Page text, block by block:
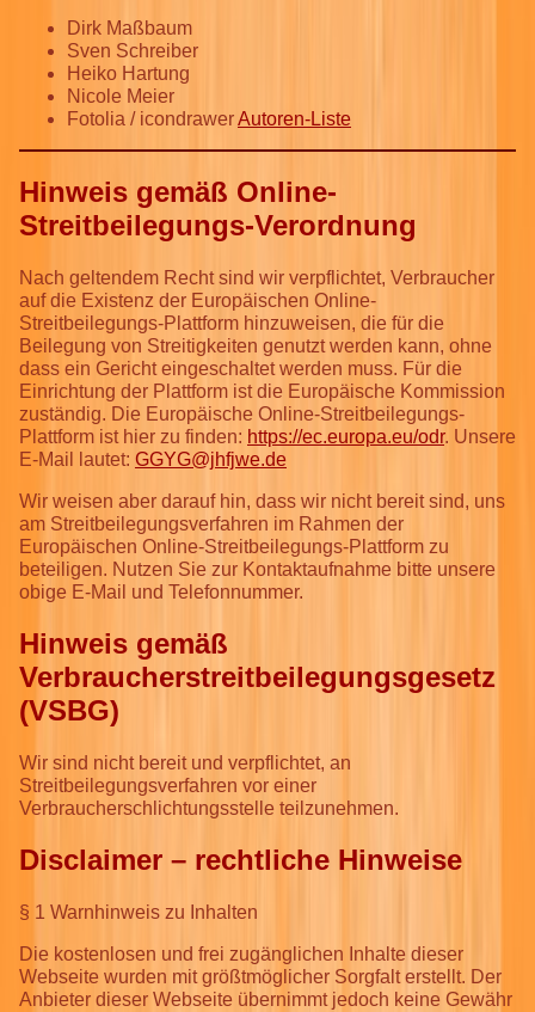
Dirk Maßbaum
Sven Schreiber
Heiko Hartung
Nicole Meier
Fotolia / icondrawerAutoren-Liste
Hinweis gemäß Online-
Streitbeilegungs-Verordnung
Nach geltendem Recht sind wir verpflichtet, Verbraucher
auf die Existenz der Europäischen Online-
Streitbeilegungs-Plattform hinzuweisen, die für die
Beilegung von Streitigkeiten genutzt werden kann, ohne
dass ein Gericht eingeschaltet werden muss. Für die
Einrichtung der Plattform ist die Europäische Kommission
zuständig. Die Europäische Online-Streitbeilegungs-
Plattform ist hier zu finden: https://ec.europa.eu/odr. Unsere
E-Mail lautet: GGYG@jhfjwe.de
Wir weisen aber darauf hin, dass wir nicht bereit sind, uns
am Streitbeilegungsverfahren im Rahmen der
Europäischen Online-Streitbeilegungs-Plattform zu
beteiligen. Nutzen Sie zur Kontaktaufnahme bitte unsere
obige E-Mail und Telefonnummer.
Hinweis gemäß
Verbraucherstreitbeilegungsgesetz
(VSBG)
Wir sind nicht bereit und verpflichtet, an
Streitbeilegungsverfahren vor einer
Verbraucherschlichtungsstelle teilzunehmen.
Disclaimer – rechtliche Hinweise
§ 1 Warnhinweis zu Inhalten
Die kostenlosen und frei zugänglichen Inhalte dieser
Webseite wurden mit größtmöglicher Sorgfalt erstellt. Der
Anbieter dieser Webseite übernimmt jedoch keine Gewähr